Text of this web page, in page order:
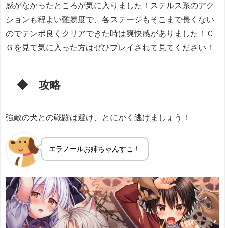
感がなかったところが気に入りました！ステルス系のアク
ションも程よい難易度で、各ステージもそこまで長くない
のでテンポ良くクリアできた時は爽快感がありました！Ｃ
Ｇを見て気に入った方はぜひプレイされて見てください！
◆ 攻略
強敵の犬との戦闘は避け、とにかく逃げましょう！
エラノールお姉ちゃんすこ！